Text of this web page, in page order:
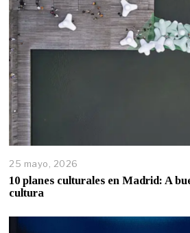
25 mayo, 2026
10 planes culturales en Madrid: A
cultura